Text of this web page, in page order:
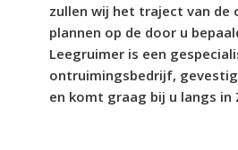
zullen wij het traject van de
plannen op de door u
Leegruimer is een
ontruimingsbedrijf,
en komt graag bij u langs in